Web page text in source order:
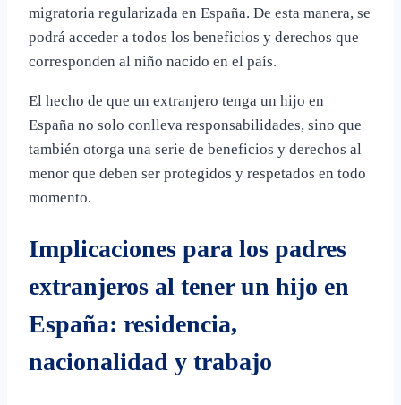
migratoria regularizada en España. De esta manera, se
podrá acceder a todos los beneficios y derechos que
corresponden al niño nacido en el país.
El hecho de que un extranjero tenga un hijo en
España no solo conlleva responsabilidades, sino que
también otorga una serie de beneficios y derechos al
menor que deben ser protegidos y respetados en todo
momento.
Implicaciones para los padres
extranjeros al tener un hijo en
España: residencia,
nacionalidad y trabajo